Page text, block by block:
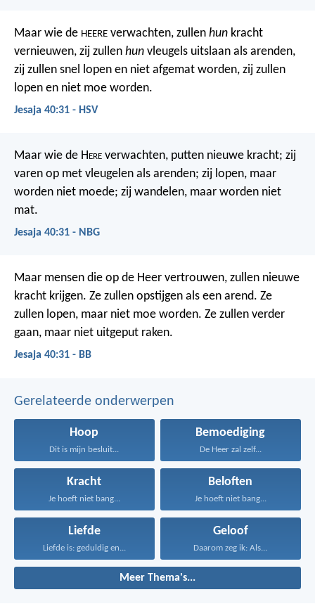
Maar wie de HEERE verwachten, zullen hun kracht
vernieuwen, zij zullen hun vleugels uitslaan als arenden,
zij zullen snel lopen en niet afgemat worden, zij zullen
lopen en niet moe worden.
Jesaja 40:31 - HSV
Maar wie de Here verwachten, putten nieuwe kracht; zij
varen op met vleugelen als arenden; zij lopen, maar
worden niet moede; zij wandelen, maar worden niet
mat.
Jesaja 40:31 - NBG
Maar mensen die op de Heer vertrouwen, zullen nieuwe
kracht krijgen. Ze zullen opstijgen als een arend. Ze
zullen lopen, maar niet moe worden. Ze zullen verder
gaan, maar niet uitgeput raken.
Jesaja 40:31 - BB
Gerelateerde onderwerpen
Hoop
Dit is mijn besluit...
Bemoediging
De Heer zal zelf...
Kracht
Je hoeft niet bang...
Beloften
Je hoeft niet bang...
Liefde
Liefde is: geduldig en...
Geloof
Daarom zeg ik: Als...
Meer Thema's...